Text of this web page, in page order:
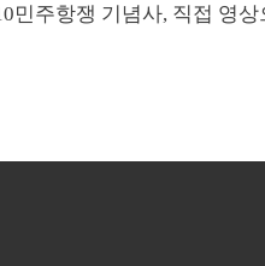
민주항쟁 기념사, 직접 영